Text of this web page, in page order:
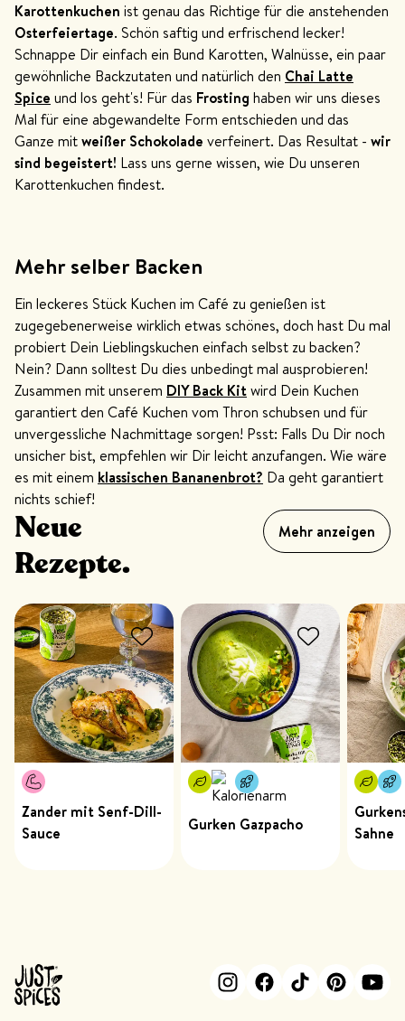
Karottenkuchen ist genau das Richtige für die anstehenden
Osterfeiertage. Schön saftig und erfrischend lecker!
Schnappe Dir einfach ein Bund Karotten, Walnüsse, ein paar
gewöhnliche Backzutaten und natürlich den Chai Latte
Spice und los geht's! Für das Frosting haben wir uns dieses
Mal für eine abgewandelte Form entschieden und das
Ganze mitweißer Schokolade verfeinert. Das Resultat - wir
sind begeistert! Lass uns gerne wissen, wie Du unseren
Karottenkuchen findest.
Mehr selber Backen
Ein leckeres Stück Kuchen im Café zu genießen ist
zugegebenerweise wirklich etwas schönes, doch hast Du mal
probiert Dein Lieblingskuchen einfach selbst zu backen?
Nein? Dann solltest Du dies unbedingt mal ausprobieren!
Zusammen mit unserem DIY Back Kitwird Dein Kuchen
garantiert den Café Kuchen vom Thron schubsen und für
unvergessliche Nachmittage sorgen! Psst: Falls Du Dir noch
unsicher bist, empfehlen wir Dir leicht anzufangen. Wie wäre
es mit einem klassischen Bananenbrot? Da geht garantiert
nichts schief!
Neue
Rezepte.
Mehr anzeigen
Zander mit Senf-Dill-
Sauce
Gurken Gazpacho
Sahne